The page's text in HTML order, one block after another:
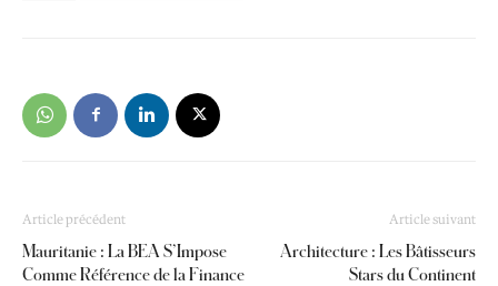
Article précédent
Mauritanie : La BEA S’Impose
Comme Référence de la Finance
Article suivant
Architecture : Les Bâtisseurs
Stars du Continent